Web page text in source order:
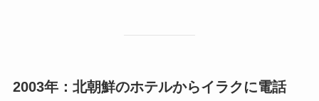
2003年：北朝鮮のホテルからイラクに電話